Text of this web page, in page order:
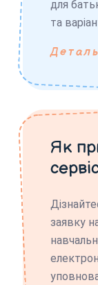
для
та
Як
заявку